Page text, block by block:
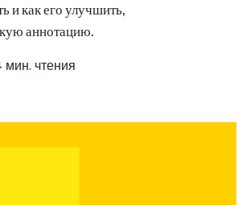
и как его улучшить,
аннотацию.
мин. чтения